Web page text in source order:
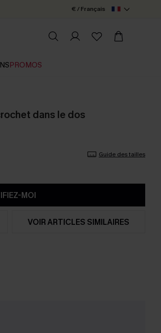
€ / Français
PROMOS
dans le dos
Guide des tailles
MOI
VOIR ARTICLES SIMILAIRES